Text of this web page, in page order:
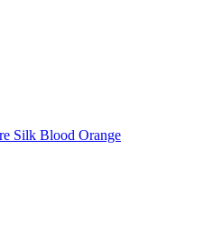
Silk Blood Orange